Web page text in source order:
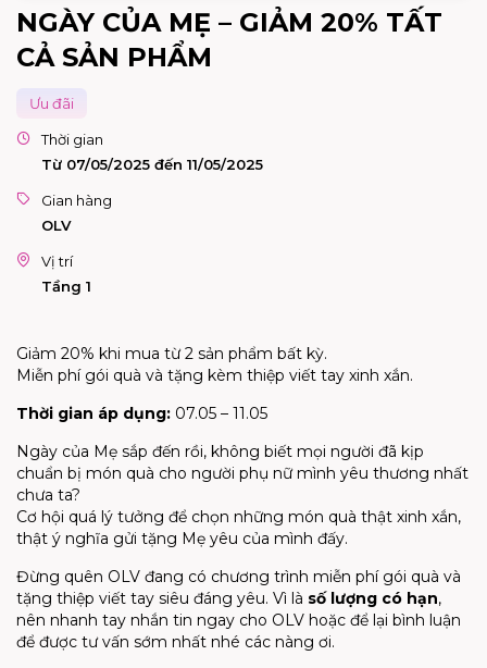
NGÀY CỦA MẸ – GIẢM 20% TẤT
CẢ SẢN PHẨM
Ưu đãi
Thời gian
Từ 07/05/2025 đến 11/05/2025
Gian hàng
OLV
Vị trí
Tầng 1
Giảm 20% khi mua từ 2 sản phẩm bất kỳ.
Miễn phí gói quà và tặng kèm thiệp viết tay xinh xắn.
Thời gian áp dụng: 07.05 – 11.05
Ngày của Mẹ sắp đến rồi, không biết mọi người đã kịp
chuẩn bị món quà cho người phụ nữ mình yêu thương nhất
chưa ta?
Cơ hội quá lý tưởng để chọn những món quà thật xinh xắn,
thật ý nghĩa gửi tặng Mẹ yêu của mình đấy.
Đừng quên OLV đang có chương trình miễn phí gói quà và
tặng thiệp viết tay siêu đáng yêu. Vì là số lượng có hạn,
nên nhanh tay nhắn tin ngay cho OLV hoặc để lại bình luận
để được tư vấn sớm nhất nhé các nàng ơi.